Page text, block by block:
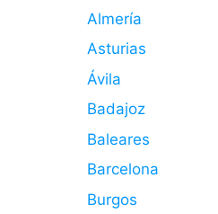
Almería
Asturias
Ávila
Badajoz
Baleares
Barcelona
Burgos